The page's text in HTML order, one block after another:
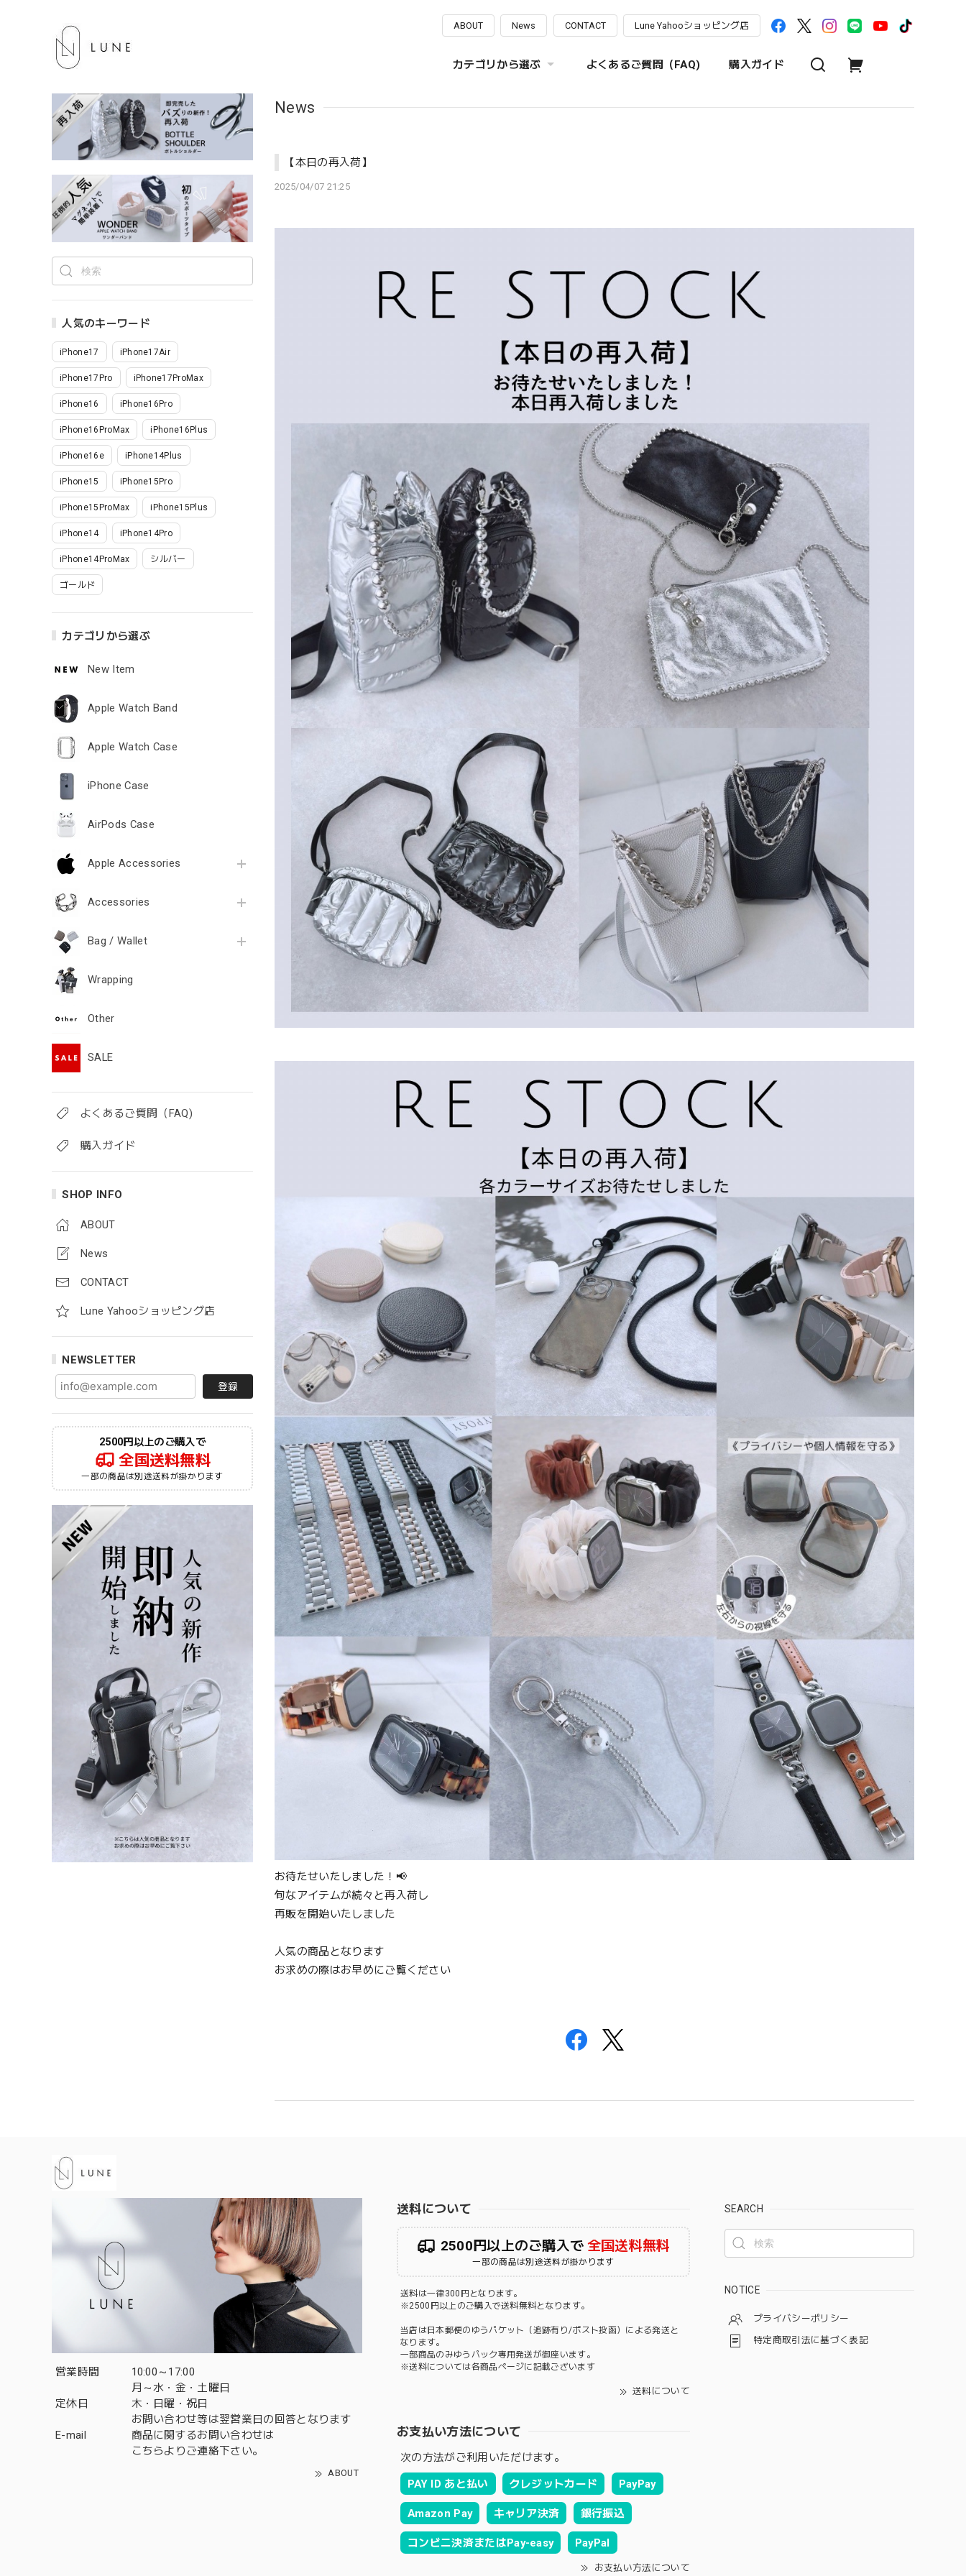
ABOUT News CONTACT Lune Yahooショッピング店
カテゴリから選ぶ よくあるご質問（FAQ) 購入ガイド
人気のキーワード
iPhone17 iPhone17Air
iPhone17Pro iPhone17ProMax
iPhone16 iPhone16Pro
iPhone16ProMax iPhone16Plus
iPhone16e iPhone14Plus
iPhone15 iPhone15Pro
iPhone15ProMax iPhone15Plus
iPhone14 iPhone14Pro
iPhone14ProMax シルバー
ゴールド
カテゴリから選ぶ
New Item
Apple Watch Band
Apple Watch Case
iPhone Case
AirPods Case
Apple Accessories
Accessories
Bag / Wallet
Wrapping
Other
SALE
よくあるご質問（FAQ)
購入ガイド
SHOP INFO
ABOUT
News
CONTACT
Lune Yahooショッピング店
NEWSLETTER
登録
2500円以上のご購入で
全国送料無料
一部の商品は別途送料が掛かります
News
【本日の再入荷】
2025/04/07 21:25
お待たせいたしました！📢
旬なアイテムが続々と再入荷し
再販を開始いたしました
人気の商品となります
お求めの際はお早めにご覧ください
営業時間
10:00～17:00
月～水・金・土曜日
定休日
木・日曜・祝日
お問い合わせ等は翌営業日の回答となります
E-mail
商品に関するお問い合わせは
こちらよりご連絡下さい。
ABOUT
送料について
2500円以上のご購入で 全国送料無料
一部の商品は別途送料が掛かります
送料は一律300円となります。
※2500円以上のご購入で送料無料となります。
当店は日本郵便のゆうパケット（追跡有り/ポスト投函）による発送と
なります。
一部商品のみゆうパック専用発送が御座います。
※送料については各商品ページに記載ございます
送料について
お支払い方法について
次の方法がご利用いただけます。
PAY ID あと払い クレジットカード PayPay
Amazon Pay キャリア決済 銀行振込
コンビニ決済またはPay-easy PayPal
お支払い方法について
SEARCH
NOTICE
プライバシーポリシー
特定商取引法に基づく表記